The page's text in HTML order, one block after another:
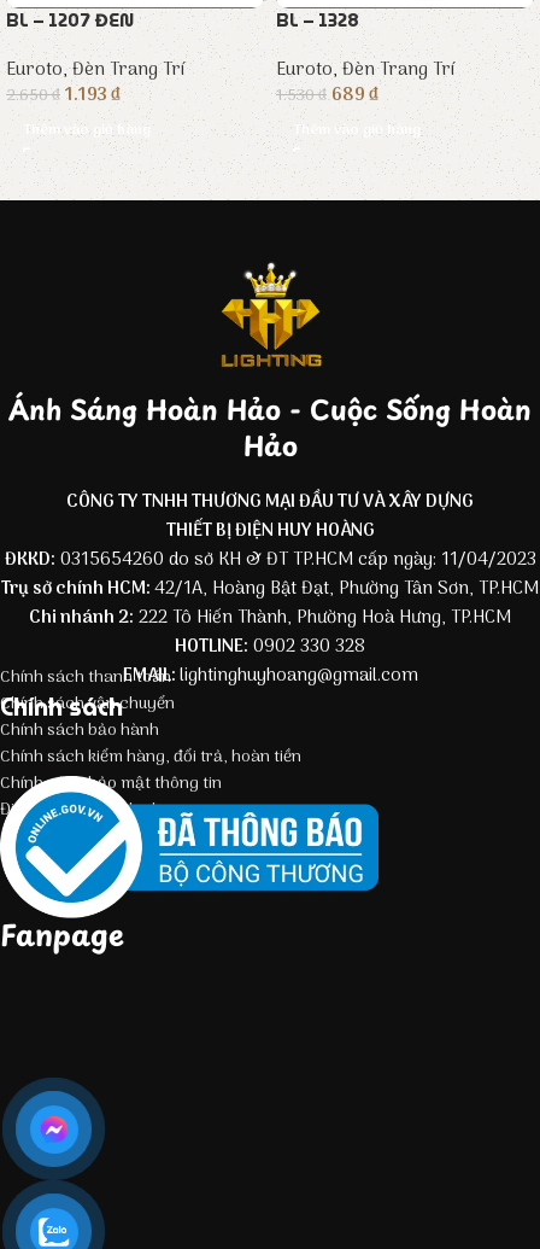
BL – 1207 ĐEN
Euroto,Đèn Trang Trí
2.650₫1.193₫
Thêm vào giỏ hàng
BL – 1328
Euroto,Đèn Trang Trí
1.530₫ 689₫
Thêm vào giỏ hàng
Ánh Sáng Hoàn Hảo - Cuộc Sống Hoàn
Hảo
CÔNG TY TNHH THƯƠNG MẠI ĐẦU TƯ VÀ XÂY DỰNG
THIẾT BỊ ĐIỆN HUY HOÀNG
ĐKKD: 0315654260 do sở KH & ĐT TP.HCM cấp ngày: 11/04/2023
Trụ sở chính HCM:42/1A, Hoàng Bật Đạt, Phường Tân Sơn, TP.HCM
Chi nhánh 2: 222 Tô Hiến Thành, Phường Hoà Hưng, TP.HCM
HOTLINE: 0902 330 328
EMAIL:lightinghuyhoang@gmail.com
Chính sách
Chính sách thanh toán
Chính sách vận chuyển
Chính sách bảo hành
Chính sách kiểm hàng, đổi trả, hoàn tiền
Chính sách bảo mật thông tin
Điều kiện giao dịch chung
Fanpage